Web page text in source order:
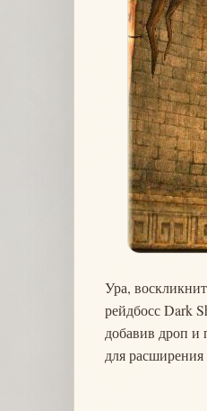
Ура,
рейдбосс Dark
добавив дроп и
для расширения